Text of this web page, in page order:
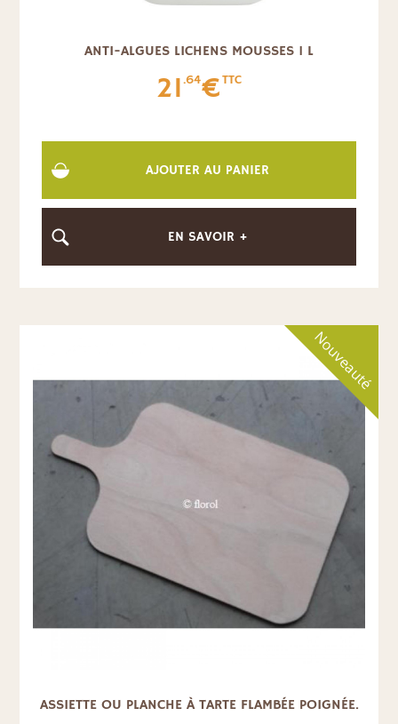
ANTI-ALGUES LICHENS MOUSSES 1 L
21.64€TTC
AJOUTER AU PANIER
EN SAVOIR +
Nouveauté
ASSIETTE OU PLANCHE À TARTE FLAMBÉE POIGNÉE.